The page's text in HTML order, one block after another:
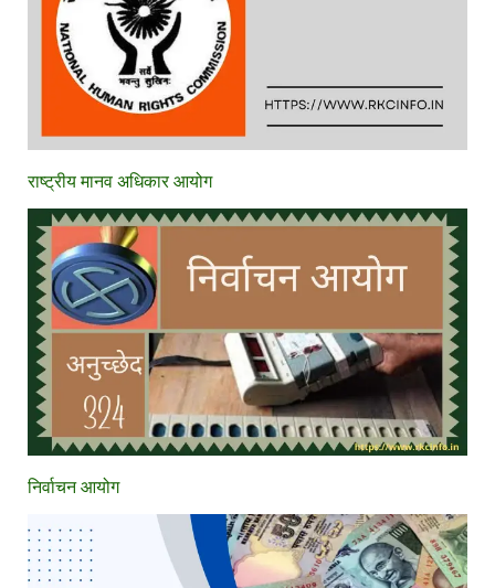
राष्ट्रीय मानव अधिकार आयोग
निर्वाचन आयोग